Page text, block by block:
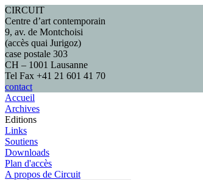
CIRCUIT
Centre d’art contemporain
9, av. de Montchoisi
(accès quai Jurigoz)
case postale 303
CH – 1001 Lausanne
Tel Fax +41 21 601 41 70
contact
Accueil
Archives
Editions
Links
Soutiens
Downloads
Plan d'accès
A propos de Circuit